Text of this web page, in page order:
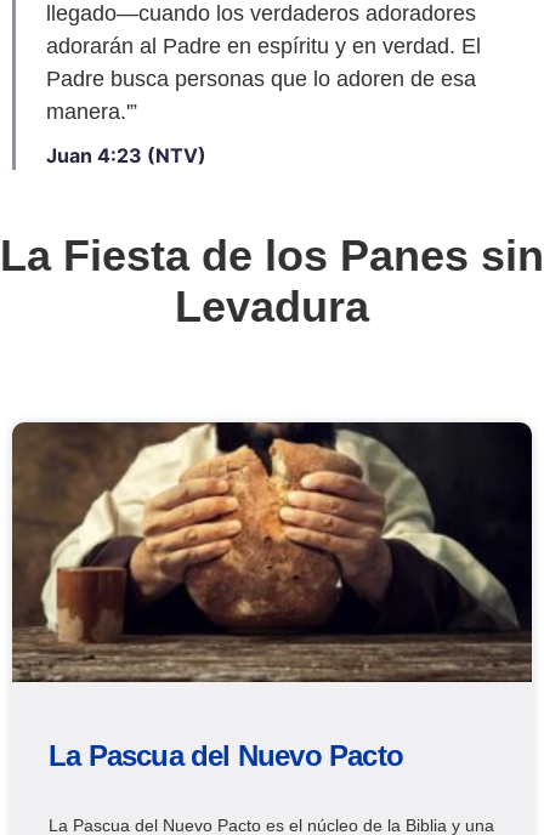
llegado—cuando los verdaderos adoradores
adorarán al Padre en espíritu y en verdad. El
Padre busca personas que lo adoren de esa
manera.'”
Juan 4:23 (NTV)
La Fiesta de los Panes sin
Levadura
La Pascua del Nuevo Pacto
La Pascua del Nuevo Pacto es el núcleo de la Biblia y una